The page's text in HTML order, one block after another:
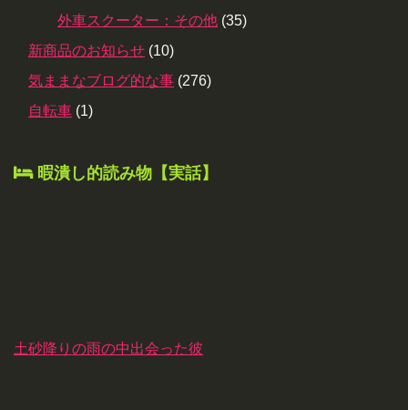
外車スクーター：その他 (35)
新商品のお知らせ (10)
気ままなブログ的な事 (276)
自転車 (1)
暇潰し的読み物【実話】
土砂降りの雨の中出会った彼